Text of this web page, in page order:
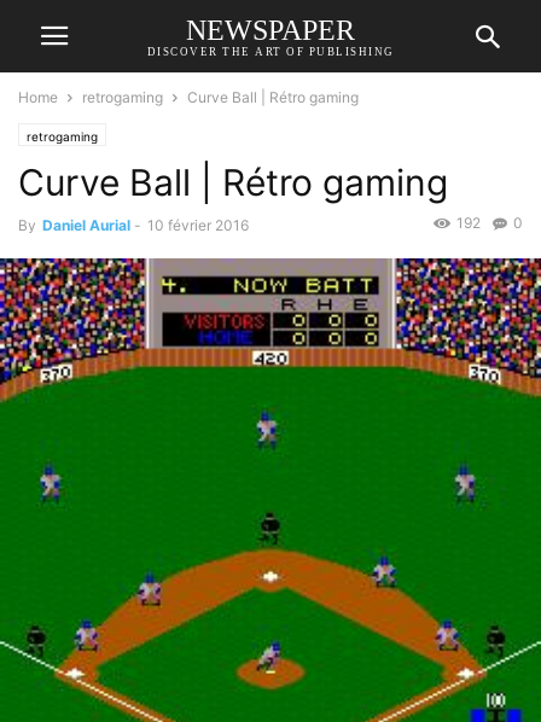
NEWSPAPER
DISCOVER THE ART OF PUBLISHING
Home retrogaming Curve Ball | Rétro gaming
retrogaming
Curve Ball | Rétro gaming
By Daniel Aurial - 10 février 2016 0
192